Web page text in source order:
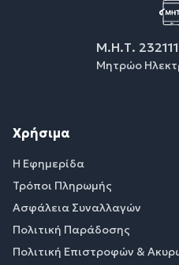
Μ.Η.Τ. 232111
Μητρώο
Χρήσιμα
Η Εφημερίδα
Τρόποι Πληρωμής
Ασφάλεια Συναλλαγών
Πολιτική Παράδοσης
Πολιτική Επιστροφών &